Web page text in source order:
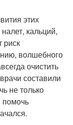
этих
кальций,
риск
волшебного
очистить
составили
не только
помочь